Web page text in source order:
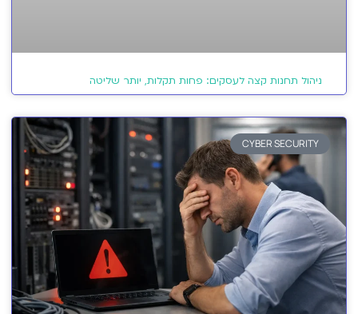
ניהול תחנות קצה לעסקים: פחות תקלות, יותר שליטה
CYBER SECURITY